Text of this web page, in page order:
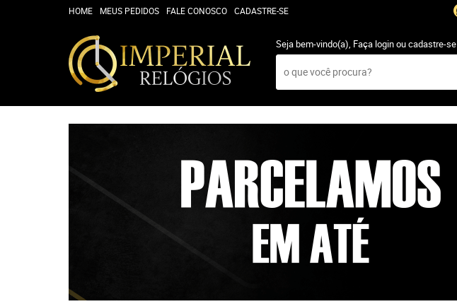
HOME MEUS PEDIDOS FALE CONOSCO CADASTRE-SE
Seja bem-vindo(a), Faça loginoucadastre-se